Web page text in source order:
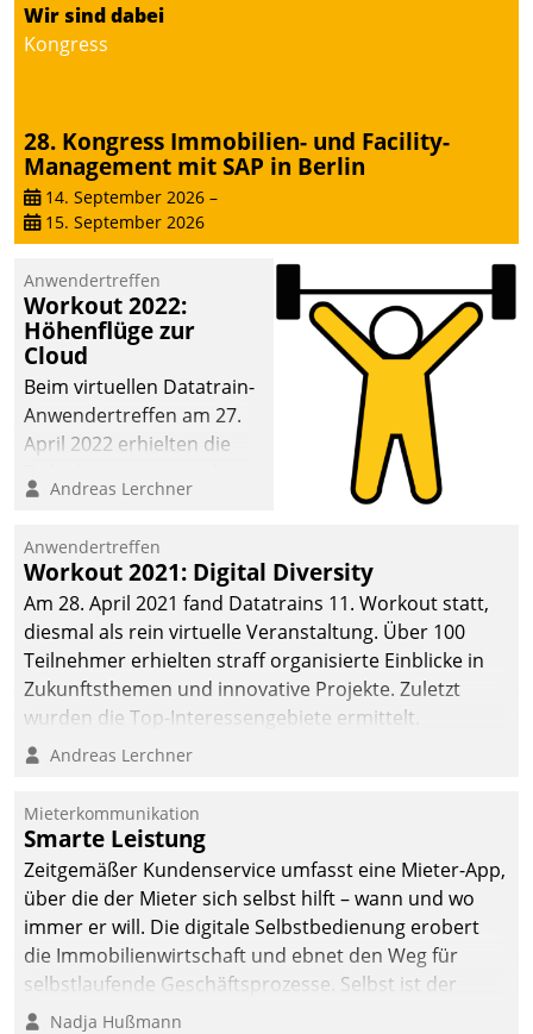
Wir sind dabei
Kongress
28. Kongress Immobilien- und Facility-
Management mit SAP in Berlin
14. September 2026 –
15. September 2026
Anwendertreffen
Workout 2022:
Höhenflüge zur
Cloud
Beim virtuellen Datatrain-
Anwendertreffen am 27.
April 2022 erhielten die
Teilnehmer kurzweilige
Cloud-Strategien und -
Lösungen mit hohem
Zukunftspotenzial.
Andreas Lerchner
Anwendertreffen
Workout 2021: Digital Diversity
Am 28. April 2021 fand Datatrains 11. Workout statt,
diesmal als rein virtuelle Veranstaltung. Über 100
Teilnehmer erhielten straff organisierte Einblicke in
Zukunftsthemen und innovative Projekte. Zuletzt
wurden die Top-Interessengebiete ermittelt.
Andreas Lerchner
Mieterkommunikation
Smarte Leistung
Zeitgemäßer Kundenservice umfasst eine Mieter-App,
über die der Mieter sich selbst hilft – wann und wo
immer er will. Die digitale Selbstbedienung erobert
die Immobilienwirtschaft und ebnet den Weg für
selbstlaufende Geschäftsprozesse. Selbst ist der
Kunde und smart der Serviceanbieter.
Nadja Hußmann